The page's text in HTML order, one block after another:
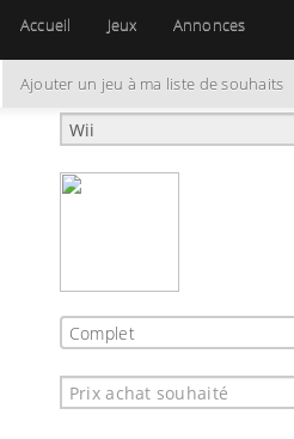
Accueil Jeux Annonces
Ajouter un jeu à ma liste de souhaits